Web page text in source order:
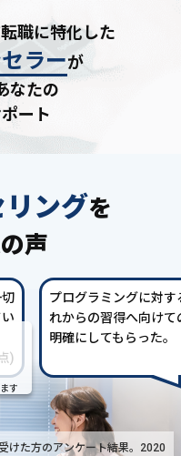
職に特化した
ラーが
なたの
ート
ングを
声
)
プログラミングに対
れからの習得へ向け
明確にしてもらった。
す
けた方のアンケート結果。2020